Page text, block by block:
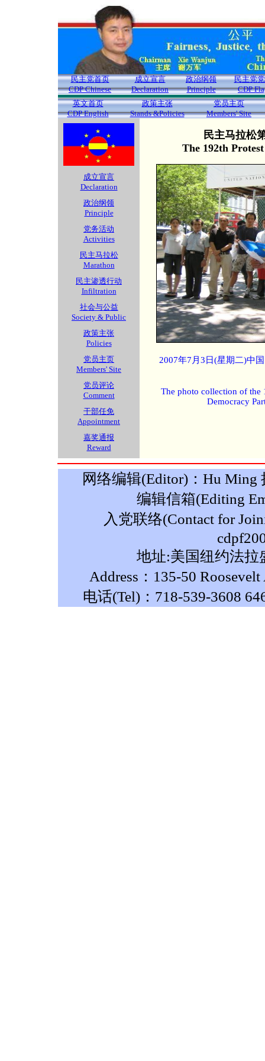
民主党首页
CDP Chinese
成立宣言
Declaration
政治纲领
Principle
民主党
CDP
英文首页
CDP English
政策主张
Stands &Policies
党员主页
Members' Site
成立宣言
Declaration
政治纲领
Principle
党务活动
Activities
民主马拉松
Marathon
民主渗透行动
Infiltration
社会与公益
Society & Public
政策主张
Policies
党员主页
Members' Site
党员评论
Comment
干部任免
Appointment
嘉奖通报
Reward
民主马拉松
The 192th
2007年7月3日(星期二)中
The photo collection of the
Democracy
网络编辑(Editor)：Hu Ming
编辑信箱(Editing
入党联络(Contact for
地址:美国纽约法拉
Address：135-50
电话(Tel)：718-539-3608